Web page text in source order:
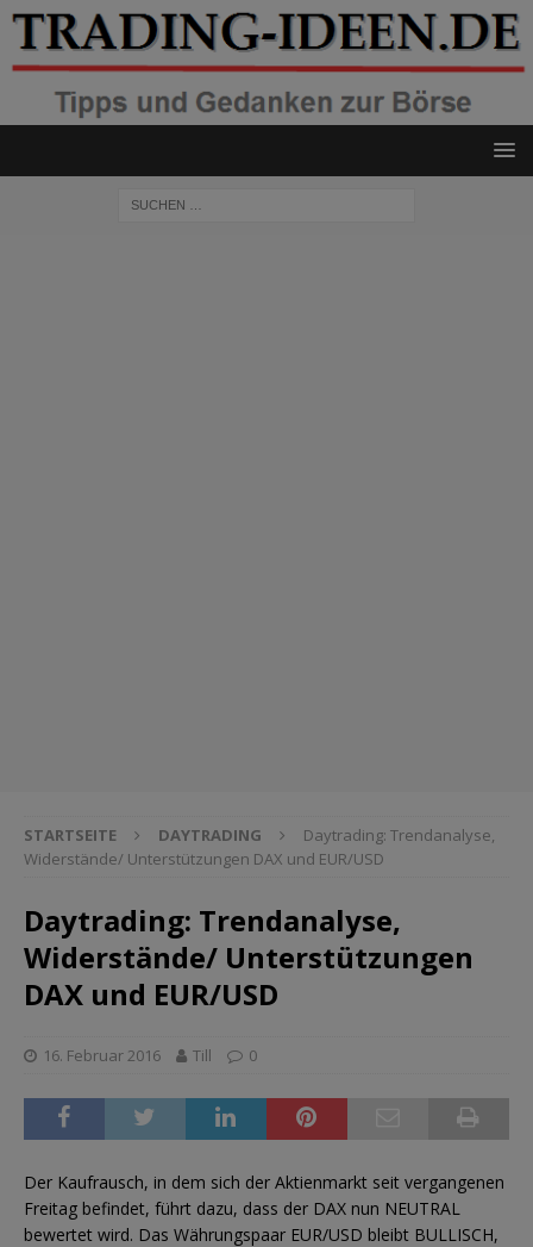
STARTSEITE DAYTRADING
Daytrading: Trendanalyse,
Widerstände/ Unterstützungen DAX und EUR/USD
Daytrading: Trendanalyse,
Widerstände/ Unterstützungen
DAX und EUR/USD
16. Februar 2016 Till 0
Der Kaufrausch, in dem sich der Aktienmarkt seit vergangenen
Freitag befindet, führt dazu, dass der DAX nun NEUTRAL
bewertet wird. Das Währungspaar EUR/USD bleibt BULLISCH,